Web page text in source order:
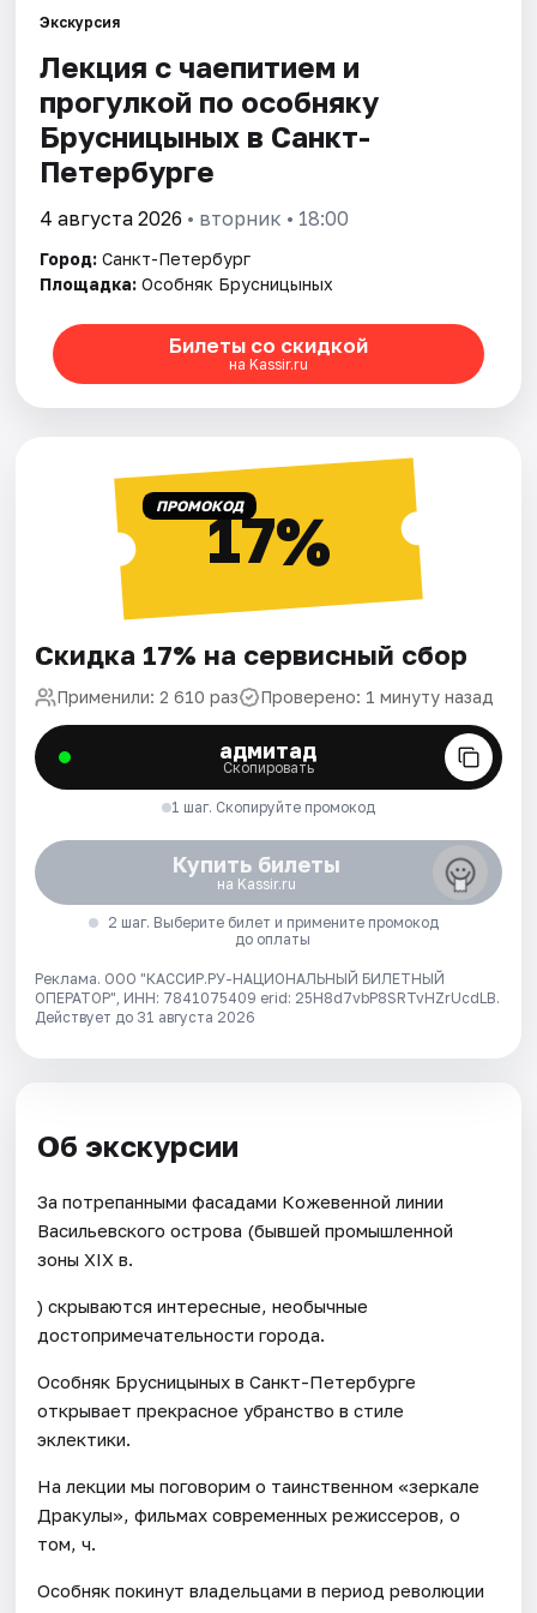
Города
Площадки
Артисты
Рейтинги
Экскурсия
Лекция с чаепитием и
прогулкой по особняку
Брусницыных в Санкт-
Петербурге
4 августа 2026 • вторник • 18:00
Город: Санкт-Петербург
Площадка: Особняк Брусницыных
Билеты со скидкой
на Kassir.ru
ПРОМОКОД17%
Скидка 17% на сервисный сбор
Применили: 2 610 раз Проверено: 1 минуту назад
адмитад
Скопировать
1 шаг. Скопируйте промокод
Купить билеты
на Kassir.ru
2 шаг. Выберите билет и примените промокод
до оплаты
Реклама. ООО "КАССИР.РУ-НАЦИОНАЛЬНЫЙ БИЛЕТНЫЙ
ОПЕРАТОР", ИНН: 7841075409 erid: 25H8d7vbP8SRTvHZrUcdLB.
Действует до 31 августа 2026
Об экскурсии
За потрепанными фасадами Кожевенной линии
Васильевского острова (бывшей промышленной
зоны XIX в.
) скрываются интересные, необычные
достопримечательности города.
Особняк Брусницыных в Санкт-Петербурге
открывает прекрасное убранство в стиле
эклектики.
На лекции мы поговорим о таинственном «зеркале
Дракулы», фильмах современных режиссеров, о
том, ч.
Особняк покинут владельцами в период революции